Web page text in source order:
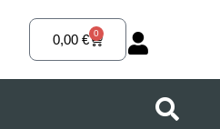
0,00€ 0
Carrito